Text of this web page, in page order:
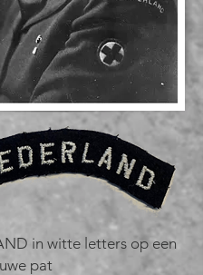
in witte letters op een
pat